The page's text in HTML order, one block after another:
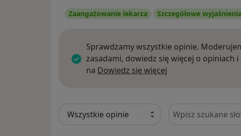
Zaangażowanie lekarza Szczegółowe
Sprawdzamy wszystkie opinie.
zasadami, dowiedz się więcej o opiniach
na Dowiedz się więcej
Szukaj w opiniach